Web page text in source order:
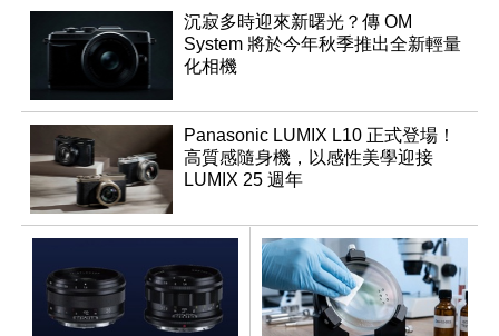
沉寂多時迎來新曙光？傳 OM
System 將於今年秋季推出全新輕量
化相機
Panasonic LUMIX L10 正式登場！
高質感隨身機，以感性美學迎接
LUMIX 25 週年